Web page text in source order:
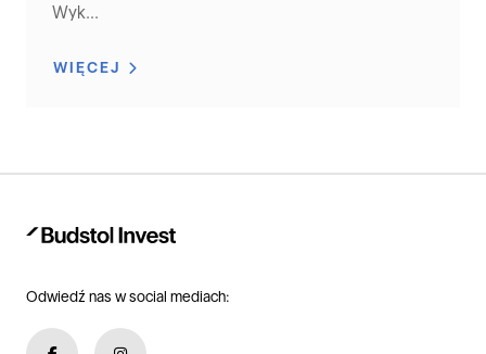
Wyk...
WIĘCEJ
Odwiedź nas w social mediach: